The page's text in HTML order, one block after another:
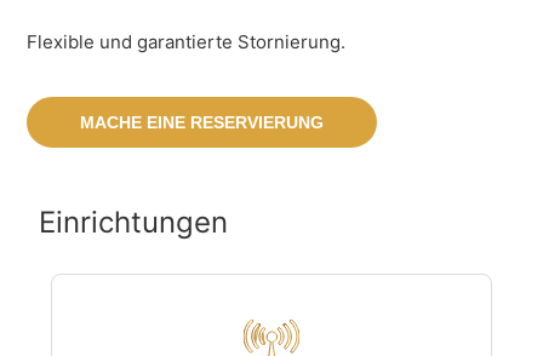
Flexible und garantierte Stornierung.
MACHE EINE RESERVIERUNG
Einrichtungen